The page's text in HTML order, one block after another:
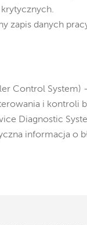
zapis danych
Control System)
i kontroli
Diagnostic
informacja o